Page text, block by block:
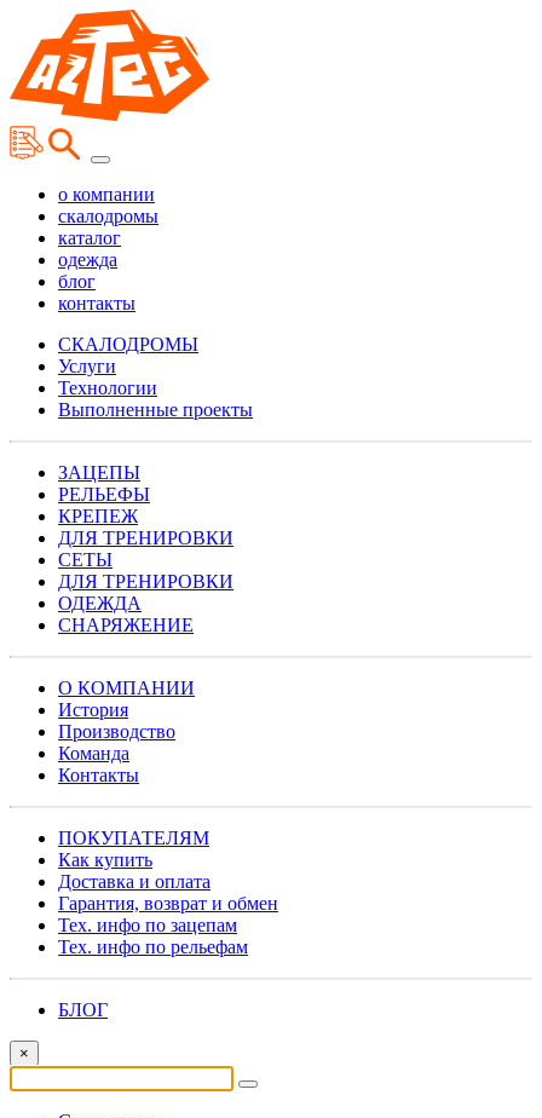
о компании
скалодромы
каталог
одежда
блог
контакты
СКАЛОДРОМЫ
Услуги
Технологии
Выполненные проекты
ЗАЦЕПЫ
РЕЛЬЕФЫ
КРЕПЕЖ
ДЛЯ ТРЕНИРОВКИ
СЕТЫ
ДЛЯ ТРЕНИРОВКИ
ОДЕЖДА
СНАРЯЖЕНИЕ
О КОМПАНИИ
История
Производство
Команда
Контакты
ПОКУПАТЕЛЯМ
Как купить
Доставка и оплата
Гарантия, возврат и обмен
Тех. инфо по зацепам
Тех. инфо по рельефам
БЛОГ
×